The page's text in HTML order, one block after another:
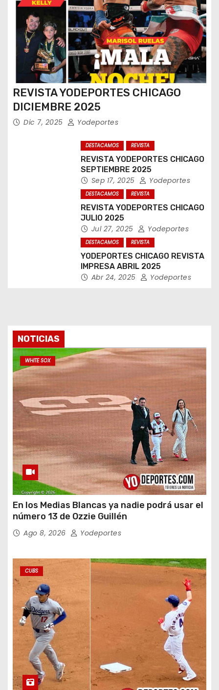
REVISTA YODEPORTES CHICAGO
DICIEMBRE 2025
Dic 7, 2025 Yodeportes
DESTACAMOS REVISTA
REVISTA YODEPORTES CHICAGO
SEPTIEMBRE 2025
Sep 17, 2025 Yodeportes
DESTACAMOS REVISTA
REVISTA YODEPORTES CHICAGO
JULIO 2025
Jul 27, 2025 Yodeportes
DESTACAMOS REVISTA
YODEPORTES CHICAGO REVISTA
IMPRESA ABRIL 2025
Abr 24, 2025 Yodeportes
NOTICIAS
WHITE SOX
En los Medias Blancas ya nadie podrá usar el
número 13 de Ozzie Guillén
Ago 8, 2026 Yodeportes
CUBS